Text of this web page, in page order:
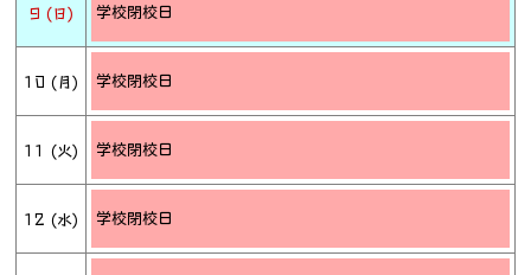
9 (日) 学校閉校日
10 (月) 学校閉校日
11 (火) 学校閉校日
12 (水) 学校閉校日